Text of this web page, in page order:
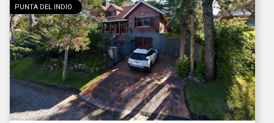
PUNTA DEL INDIO